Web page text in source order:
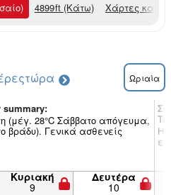
4899ft (Κάτω) Χάρτες
τώρα Ωριαία
summary:
(μέγ. 28°C Σάββατο απόγευμα,
βράδυ). Γενικά ασθενείς
Κυριακή
9
Δευτέρα
10